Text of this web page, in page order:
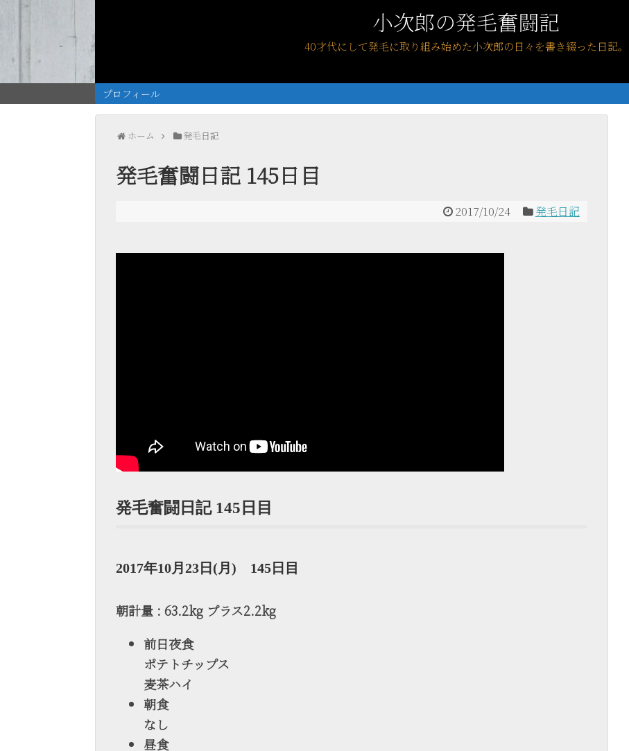
小次郎の発毛奮闘記
40才代にして発毛に取り組み始めた小次郎の日々を書き綴った日記。
プロフィール
ホーム 発毛日記
発毛奮闘日記 145日目
2017/10/24 発毛日記
発毛奮闘日記 145日目
2017年10月23日(月) 145日目
朝計量 : 63.2kg プラス2.2kg
前日夜食
ポテトチップス
麦茶ハイ
朝食
なし
昼食